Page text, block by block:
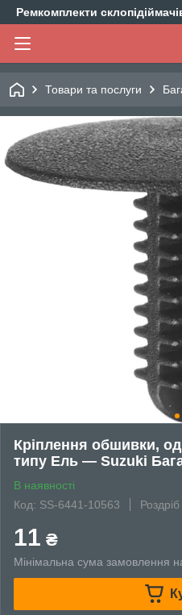
Ремкомплекти
Товари та послуги
Кріплення обшивки,
типу Ель — Suzuki
В наявності
Код: SS-6441-10563
Роздріб
11 ₴
Мінімальна сума замовлення